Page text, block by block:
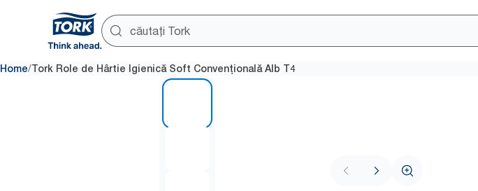
Home/Tork Role de Hârtie Igienică Soft Convențională Alb T4